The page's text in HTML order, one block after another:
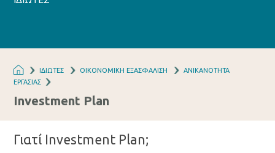
ΙΔΙΩΤΕΣ ΟΙΚΟΝΟΜΙΚΗ ΕΞΑΣΦΑΛΙΣΗ
ΑΝΙΚΑΝΟΤΗΤΑ
ΕΡΓΑΣΙΑΣ
Investment Plan
Γιατί Investment Plan;